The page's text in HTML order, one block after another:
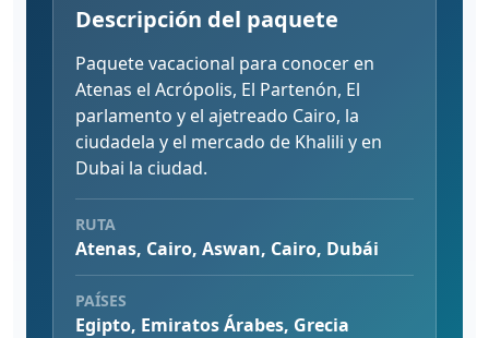
Descripción del paquete
Paquete vacacional para conocer en
Atenas el Acrópolis, El Partenón, El
parlamento y el ajetreado Cairo, la
ciudadela y el mercado de Khalili y en
Dubai la ciudad.
RUTA
Atenas, Cairo, Aswan, Cairo, Dubái
PAÍSES
Egipto, Emiratos Árabes, Grecia